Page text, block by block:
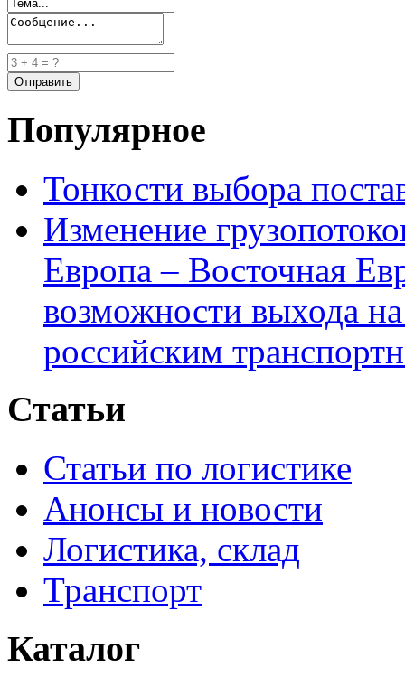
Популярное
Тонкости выбора
Изменение
Европа – Восточная
возможности выхода
российским
Статьи
Статьи по логистике
Анонсы и новости
Логистика, склад
Транспорт
Каталог